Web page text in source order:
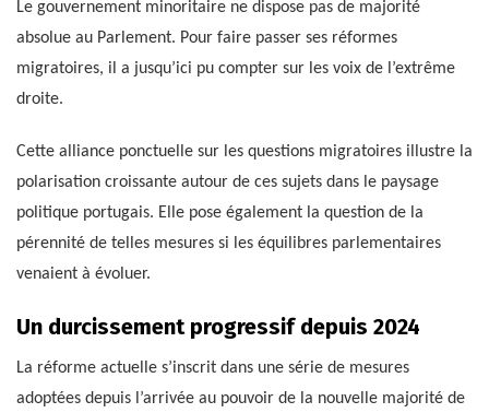
Le gouvernement minoritaire ne dispose pas de majorité
absolue au Parlement. Pour faire passer ses réformes
migratoires, il a jusqu’ici pu compter sur les voix de l’extrême
droite.
Cette alliance ponctuelle sur les questions migratoires illustre la
polarisation croissante autour de ces sujets dans le paysage
politique portugais. Elle pose également la question de la
pérennité de telles mesures si les équilibres parlementaires
venaient à évoluer.
Un durcissement progressif depuis 2024
La réforme actuelle s’inscrit dans une série de mesures
adoptées depuis l’arrivée au pouvoir de la nouvelle majorité de